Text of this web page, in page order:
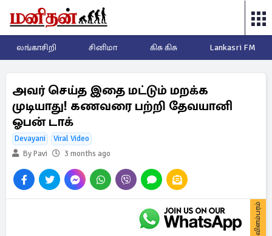
லங்காசிறி சினிமா கிசு கிசு Lankasri FM
அவர் செய்த இதை மட்டும் மறக்க
முடியாது! கணவரை பற்றி தேவயானி
ஓபன் டாக்
Devayani
Viral Video
By Pavi
3 months ago
விளம்பரம்